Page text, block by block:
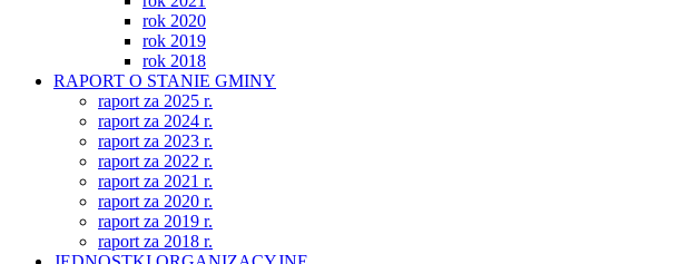
rok 2020
rok 2019
rok 2018
RAPORT O STANIE GMINY
raport za 2025 r.
raport za 2024 r.
raport za 2023 r.
raport za 2022 r.
raport za 2021 r.
raport za 2020 r.
raport za 2019 r.
raport za 2018 r.